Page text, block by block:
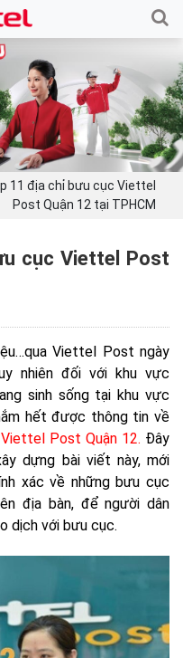
11 địa chỉ bưu cục Viettel
Post Quận 12 tại TPHCM
cục Viettel Post
Viettel Post ngày
nhiên đối với khu vực
sinh sống tại khu vực
hết được thông tin về
Viettel Post Quận 12. Đây
dựng bài viết này, mới
xác về những bưu cục
địa bàn, để người dân
dịch với bưu cục.